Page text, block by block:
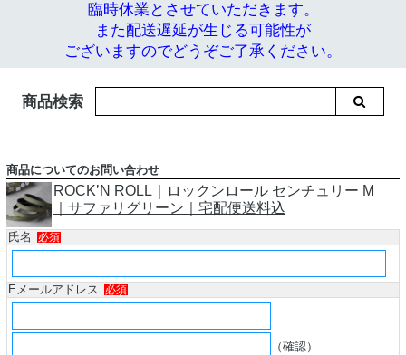
臨時休業とさせていただきます。
また配送遅延が生じる可能性が
ございますのでどうぞご了承ください。
商品検索
商品についてのお問い合わせ
ROCK’N ROLL｜ロックンロール センチュリー M
｜サファリグリーン｜宅配便送料込
氏名 必須
Eメールアドレス 必須
（確認）